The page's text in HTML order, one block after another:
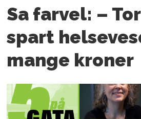
Sa farvel: –
spart
mange kroner